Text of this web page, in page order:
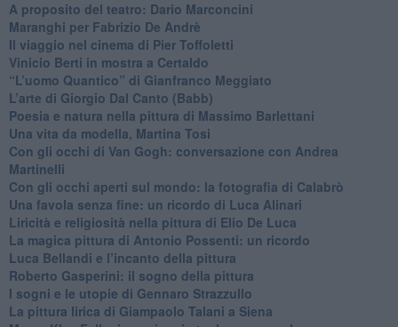
​A proposito del teatro: Dario Marconcini
Maranghi per Fabrizio De Andrè
​Il viaggio nel cinema di Pier Toffoletti
Vinicio Berti in mostra a Certaldo
“L’uomo Quantico” di Gianfranco Meggiato
​L’arte di Giorgio Dal Canto (Babb)
Poesia e natura nella pittura di Massimo Barlettani
Una vita da modella, Martina Tosi
​Con gli occhi di Van Gogh: conversazione con Andrea
Martinelli
​Con gli occhi aperti sul mondo: la fotografia di Calabrò
Una favola senza fine: un ricordo di Luca Alinari
Liricità e religiosità nella pittura di Elio De Luca
La magica pittura di Antonio Possenti: un ricordo
Luca Bellandi e l’incanto della pittura
​Roberto Gasperini: il sogno della pittura
I sogni e le utopie di Gennaro Strazzullo
La pittura lirica di Giampaolo Talani a Siena